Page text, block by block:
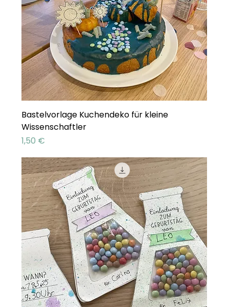
Bastelvorlage Kuchendeko für kleine
Wissenschaftler
Preis
1,50 €